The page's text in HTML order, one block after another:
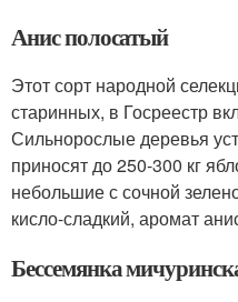
Анис полосатый
Этот сорт народной
старинных, в Госреестр
Сильнорослые деревья
приносят до 250-300 кг
небольшие с сочной
кисло-сладкий, аромат
Бессемянка